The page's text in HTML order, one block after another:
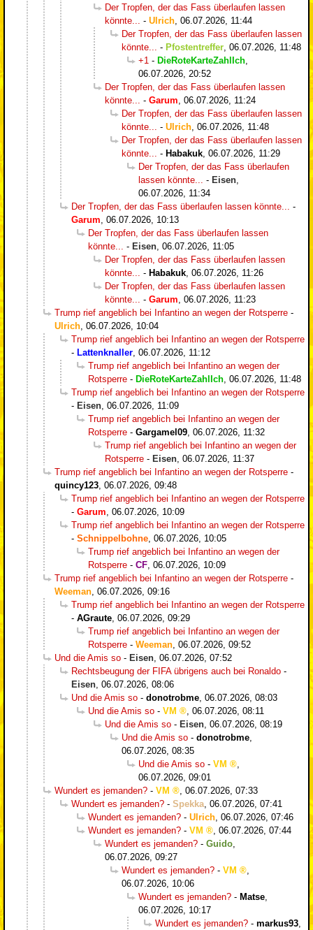
Der Tropfen, der das Fass überlaufen lassen
könnte...
- Ulrich 06.07.2026, 11:44
Der Tropfen, der das Fass überlaufen lassen
könnte...
- Pfostentreffer 06.07.2026, 11:48
+1 - DieRoteKarteZahlIch
06.07.2026, 20:52
Der Tropfen, der das Fass überlaufen lassen
könnte...
- Garum 06.07.2026, 11:24
Der Tropfen, der das Fass überlaufen lassen
könnte...
- Ulrich 06.07.2026, 11:48
Der Tropfen, der das Fass überlaufen lassen
könnte...
- Habakuk 06.07.2026, 11:29
Der Tropfen, der das Fass überlaufen
lassen könnte...
- Eisen
06.07.2026, 11:34
Der Tropfen, der das Fass überlaufen lassen könnte...
-
Garum 06.07.2026, 10:13
Der Tropfen, der das Fass überlaufen lassen
könnte...
- Eisen 06.07.2026, 11:05
Der Tropfen, der das Fass überlaufen lassen
könnte...
- Habakuk 06.07.2026, 11:26
Der Tropfen, der das Fass überlaufen lassen
könnte...
- Garum 06.07.2026, 11:23
Trump rief angeblich bei Infantino an wegen der Rotsperre -
Ulrich 06.07.2026, 10:04
Trump rief angeblich bei Infantino an wegen der Rotsperre
- Lattenknaller 06.07.2026, 11:12
Trump rief angeblich bei Infantino an wegen der
Rotsperre - DieRoteKarteZahlIch 06.07.2026, 11:48
Trump rief angeblich bei Infantino an wegen der Rotsperre
- Eisen 06.07.2026, 11:09
Trump rief angeblich bei Infantino an wegen der
Rotsperre - Gargamel09 06.07.2026, 11:32
Trump rief angeblich bei Infantino an wegen der
Rotsperre - Eisen 06.07.2026, 11:37
Trump rief angeblich bei Infantino an wegen der Rotsperre -
quincy123 06.07.2026, 09:48
Trump rief angeblich bei Infantino an wegen der Rotsperre
- Garum 06.07.2026, 10:09
Trump rief angeblich bei Infantino an wegen der Rotsperre
- Schnippelbohne 06.07.2026, 10:05
Trump rief angeblich bei Infantino an wegen der
Rotsperre - CF 06.07.2026, 10:09
Trump rief angeblich bei Infantino an wegen der Rotsperre -
Weeman 06.07.2026, 09:16
Trump rief angeblich bei Infantino an wegen der Rotsperre
- AGraute 06.07.2026, 09:29
Trump rief angeblich bei Infantino an wegen der
Rotsperre - Weeman 06.07.2026, 09:52
Und die Amis so - Eisen 06.07.2026, 07:52
Rechtsbeugung der FIFA übrigens auch bei Ronaldo -
Eisen 06.07.2026, 08:06
Und die Amis so - donotrobme 06.07.2026, 08:03
Und die Amis so - VM
06.07.2026, 08:11
Und die Amis so - Eisen 06.07.2026, 08:19
Und die Amis so - donotrobme
06.07.2026, 08:35
Und die Amis so - VM
06.07.2026, 09:01
Wundert es jemanden? - VM
06.07.2026, 07:33
Wundert es jemanden? - Spekka 06.07.2026, 07:41
Wundert es jemanden? - Ulrich 06.07.2026, 07:46
Wundert es jemanden? - VM
06.07.2026, 07:44
Wundert es jemanden? - Guido
06.07.2026, 09:27
Wundert es jemanden? - VM
06.07.2026, 10:06
Wundert es jemanden? - Matse
06.07.2026, 10:17
Wundert es jemanden? - markus93